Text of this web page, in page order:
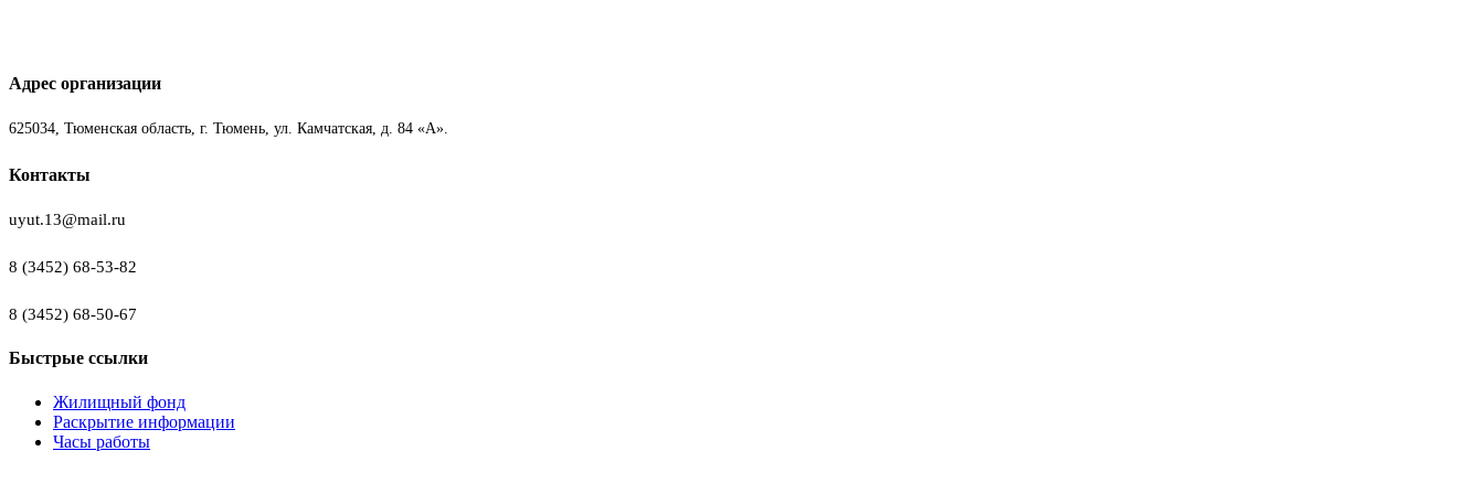
Адрес организации
625034, Тюменская область, г. Тюмень, ул. Камчатская, д. 84 «А».
Контакты
uyut.13@mail.ru
8 (3452) 68-53-82
8 (3452) 68-50-67
Быстрые ссылки
Жилищный фонд
Раскрытие информации
Часы работы